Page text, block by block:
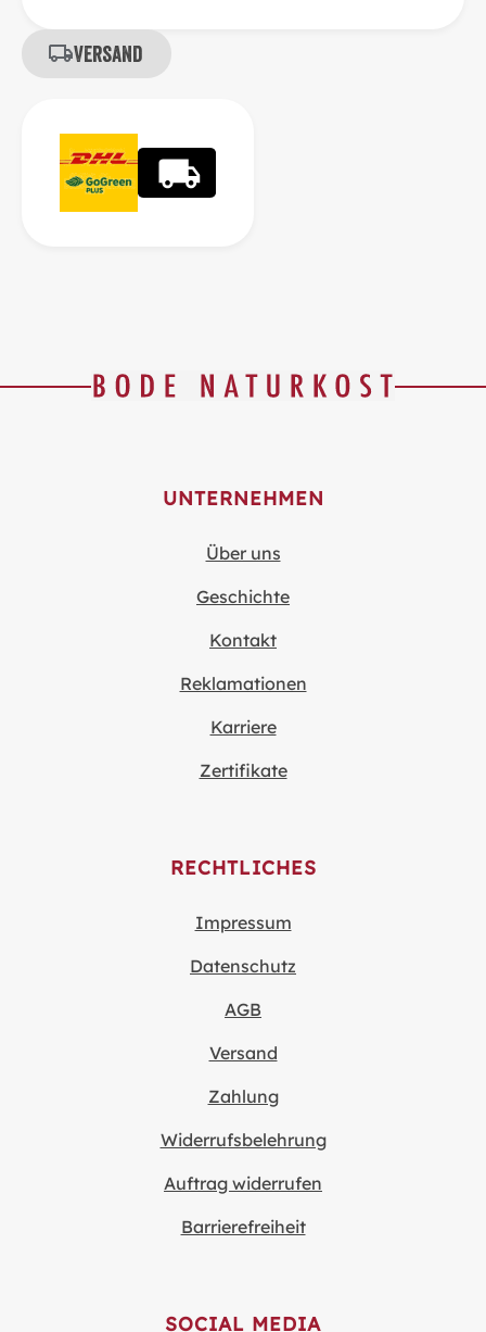
Versand
UNTERNEHMEN
Über uns
Geschichte
Kontakt
Reklamationen
Karriere
Zertifikate
RECHTLICHES
Impressum
Datenschutz
AGB
Versand
Zahlung
Widerrufsbelehrung
Auftrag widerrufen
Barrierefreiheit
SOCIAL MEDIA